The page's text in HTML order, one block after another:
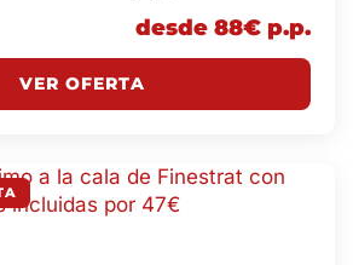
desde 88€ p.p.
VER OFERTA